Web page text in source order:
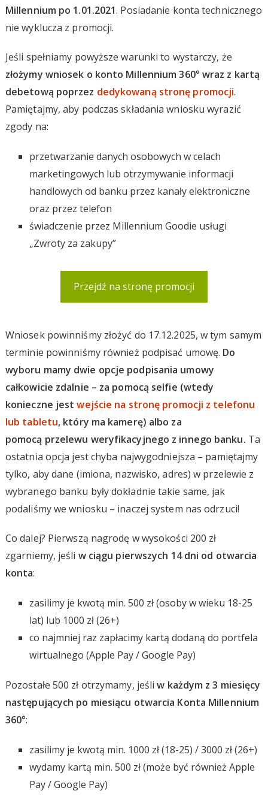
Millennium po 1.01.2021. Posiadanie konta technicznego
nie wyklucza z promocji.
Jeśli spełniamy powyższe warunki to wystarczy, że
złożymy wniosek o konto Millennium 360° wraz z kartą
debetową poprzez dedykowaną stronę promocji.
Pamiętajmy, aby podczas składania wniosku wyrazić
zgody na:
przetwarzanie danych osobowych w celach
marketingowych lub otrzymywanie informacji
handlowych od banku przez kanały elektroniczne
oraz przez telefon
świadczenie przez Millennium Goodie usługi
„Zwroty za zakupy”
Przejdź na stronę promocji
Wniosek powinniśmy złożyć do 17.12.2025, w tym samym
terminie powinniśmy również podpisać umowę. Do
wyboru mamy dwie opcje podpisania umowy
całkowicie zdalnie – za pomocą selfie (wtedy
konieczne jestwejście na stronę promocji z telefonu
lub tabletu, który ma kamerę) albo za
pomocą przelewu weryfikacyjnego z innego banku. Ta
ostatnia opcja jest chyba najwygodniejsza – pamiętajmy
tylko, aby dane (imiona, nazwisko, adres) w przelewie z
wybranego banku były dokładnie takie same, jak
podaliśmy we wniosku – inaczej system nas odrzuci!
Co dalej? Pierwszą nagrodę w wysokości 200 zł
zgarniemy, jeśli w ciągu pierwszych 14 dni od otwarcia
konta:
zasilimy je kwotą min. 500 zł (osoby w wieku 18-25
lat) lub 1000 zł (26+)
co najmniej raz zapłacimy kartą dodaną do portfela
wirtualnego (Apple Pay / Google Pay)
Pozostałe 500 zł otrzymamy, jeśliw każdym z 3 miesięcy
następujących po miesiącu otwarcia Konta Millennium
360°:
zasilimy je kwotą min. 1000 zł (18-25) / 3000 zł (26+)
wydamy kartą min. 500 zł (może być również Apple
Pay / Google Pay)